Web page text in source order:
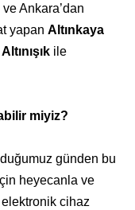
Ankara’dan
yapan Altınkaya
ile
miyiz?
günden bu
heyecanla ve
elektronik cihaz